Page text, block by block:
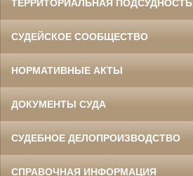
ТЕРРИТОРИАЛЬНАЯ ПОДСУДНОСТЬ
СУДЕЙСКОЕ СООБЩЕСТВО
НОРМАТИВНЫЕ АКТЫ
ДОКУМЕНТЫ СУДА
СУДЕБНОЕ ДЕЛОПРОИЗВОДСТВО
СПРАВОЧНАЯ ИНФОРМАЦИЯ